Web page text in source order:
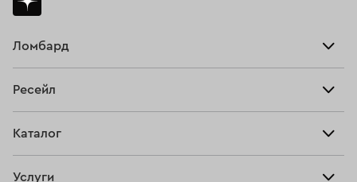
Ломбард
Тарифы
Ресейл
Каталог
Услуги